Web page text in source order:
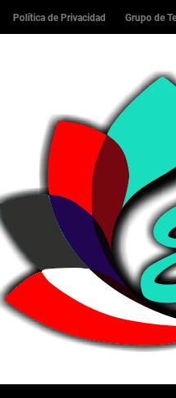
Política de Privacidad Grupo de